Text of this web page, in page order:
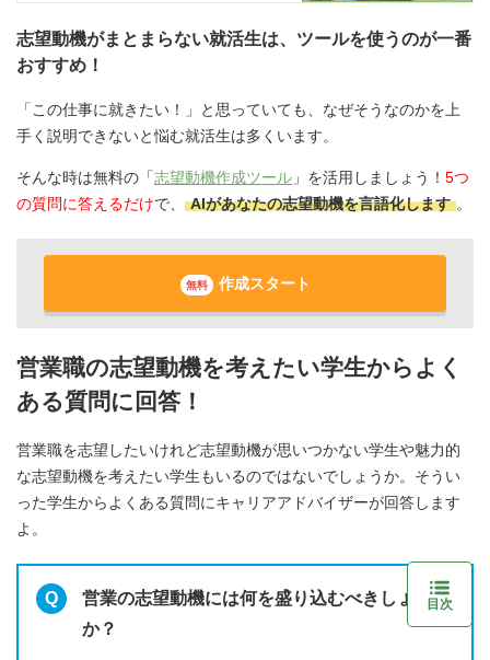
志望動機がまとまらない就活生は、ツールを使うのが一番
おすすめ！
「この仕事に就きたい！」と思っていても、なぜそうなのかを上
手く説明できないと悩む就活生は多くいます。
そんな時は無料の「志望動機作成ツール 」を活用しましょう！ 5つ
の質問に答えるだけで、 AIがあなたの志望動機を言語化します 。
無料 作成スタート
営業職の志望動機を考えたい学生からよく
ある質問に回答！
営業職を志望したいけれど志望動機が思いつかない学生や魅力的
な志望動機を考えたい学生もいるのではないでしょうか。そうい
った学生からよくある質問にキャリアアドバイザーが回答します
よ。
営業の志望動機には何を盛り込むべきしょう
か？
目次